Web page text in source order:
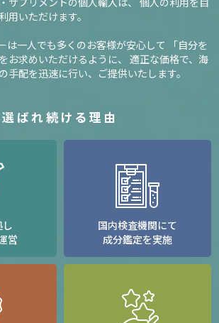
用いただけます。
は一人でも多くのお客様が安心して
「自分を
お求めいただけるように、
適正な価格で、海
手配を迅速に行い、ご提供いたします。
選ばれ続ける理由
営
国内検査機関にて
成分鑑定を実施